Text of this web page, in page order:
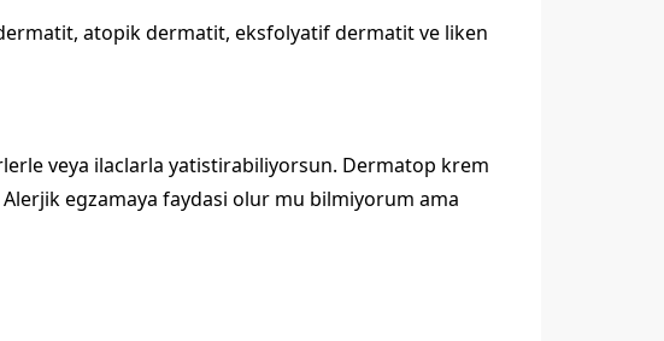
dermatit, atopik dermatit, eksfolyatif dermatit ve liken
veya ilaclarla yatistirabiliyorsun. Dermatop krem
egzamaya faydasi olur mu bilmiyorum ama